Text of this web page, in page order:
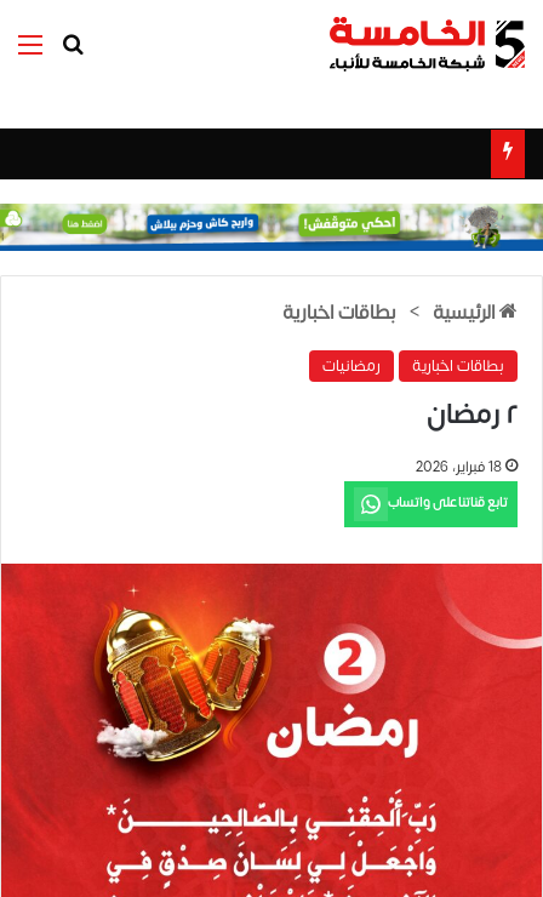
بحث عن
الرئيسية > بطاقات اخبارية
بطاقات اخبارية رمضانيات
٢ رمضان
18 فبراير، 2026
تابع قناتنا على واتساب